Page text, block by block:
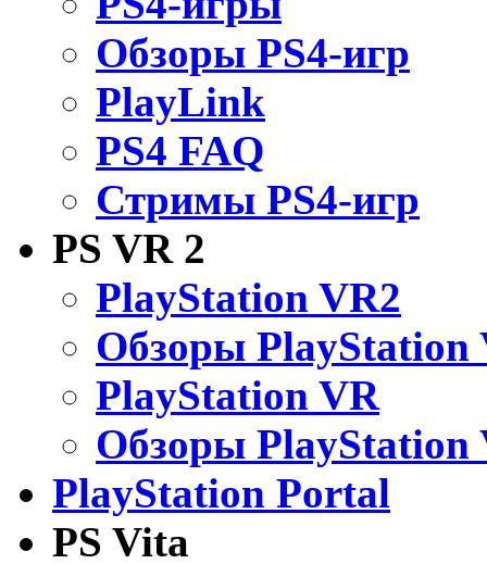
Обзоры PS4-игр
PlayLink
PS4 FAQ
Стримы PS4-игр
PS VR 2
PlayStation VR2
Обзоры PlayStation
PlayStation VR
Обзоры PlayStation
PlayStation Portal
PS Vita